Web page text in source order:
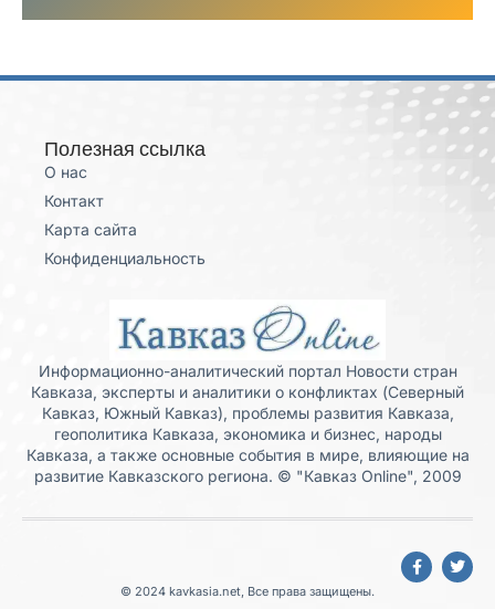
Полезная ссылка
О нас
Контакт
Карта сайта
Конфиденциальность
Информационно-аналитический портал Новости стран
Кавказа, эксперты и аналитики о конфликтах (Северный
Кавказ, Южный Кавказ), проблемы развития Кавказа,
геополитика Кавказа, экономика и бизнес, народы
Кавказа, а также основные события в мире, влияющие на
развитие Кавказского региона. © "Кавказ Online", 2009
© 2024 kavkasia.net, Все права защищены.